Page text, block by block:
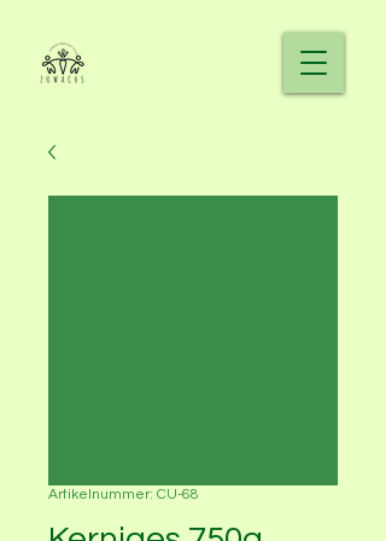
Artikelnummer: CU-68